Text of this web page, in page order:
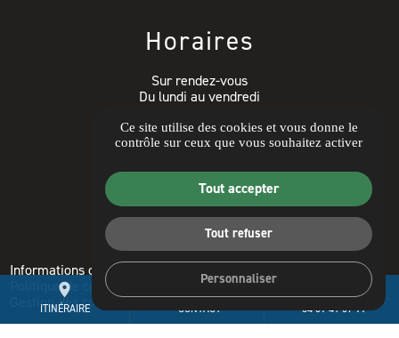
place
ITINÉRAIRE CONTACT 04 89 41 07 99
Horaires
Sur rendez-vous
Du lundi au vendredi
Avis clients
Informations complémentaires
Mentions légales
Politique de confidentialité
Guide local
Gestion des cookies
Ce site utilise des cookies et vous donne le
contrôle sur ceux que vous souhaitez activer
Tout accepter
Tout refuser
Personnaliser